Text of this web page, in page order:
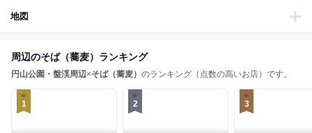
地図
周辺のそば（蕎麦）ランキング
円山公園・盤渓周辺×そば（蕎麦） のランキング（点数の高いお店）です。
1 2 3